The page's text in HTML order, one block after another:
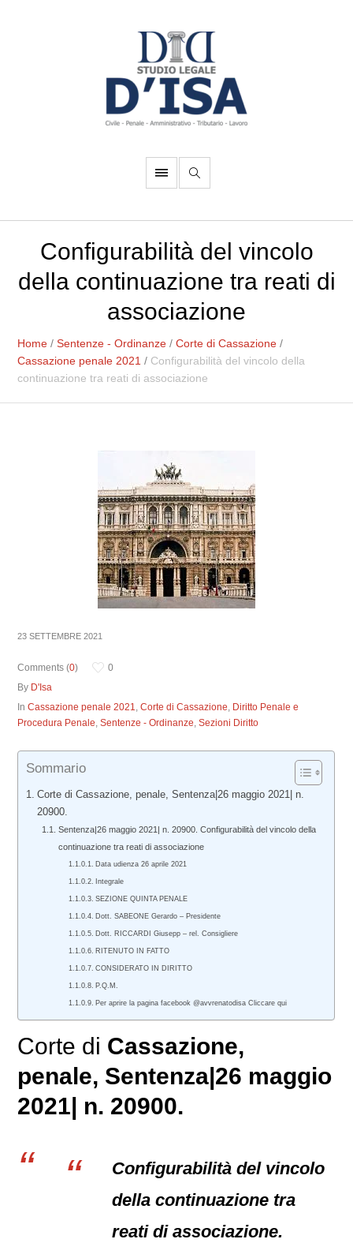
Configurabilità del vincolo
della continuazione tra reati di
associazione
Home /Sentenze - Ordinanze /Corte di Cassazione /
Cassazione penale 2021 / Configurabilità del vincolo della
continuazione tra reati di associazione
23 SETTEMBRE 2021
Comments (0)
0
By D'Isa
InCassazione penale 2021,Corte di Cassazione, Diritto Penale e
Procedura Penale,Sentenze - Ordinanze,Sezioni Diritto
Sommario
Corte di Cassazione, penale, Sentenza|26 maggio 2021| n.
20900.
Sentenza|26 maggio 2021| n. 20900. Configurabilità del vincolo della
continuazione tra reati di associazione
Data udienza 26 aprile 2021
Integrale
SEZIONE QUINTA PENALE
Dott. SABEONE Gerardo – Presidente
Dott. RICCARDI Giusepp – rel. Consigliere
RITENUTO IN FATTO
CONSIDERATO IN DIRITTO
P.Q.M.
Per aprire la pagina facebook @avvrenatodisa Cliccare qui
Corte di Cassazione,
penale, Sentenza|26 maggio
2021| n. 20900.
Configurabilità del vincolo
della continuazione tra
reati di associazione.